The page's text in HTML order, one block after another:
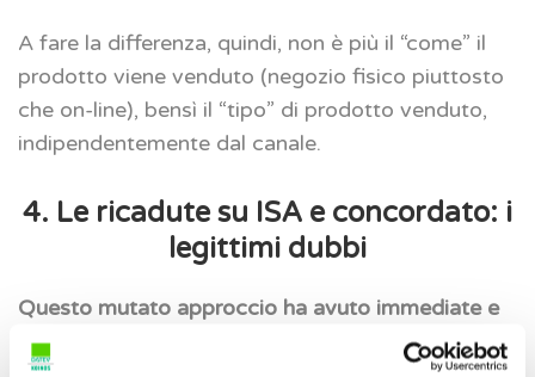
A fare la differenza, quindi, non è più il “come” il
prodotto viene venduto (negozio fisico piuttosto
che on-line), bensì il “tipo” di prodotto venduto,
indipendentemente dal canale.
4. Le ricadute su ISA e concordato: i
legittimi dubbi
Questo mutato approccio ha avuto immediate e
significative conseguenze operative
. La necessità